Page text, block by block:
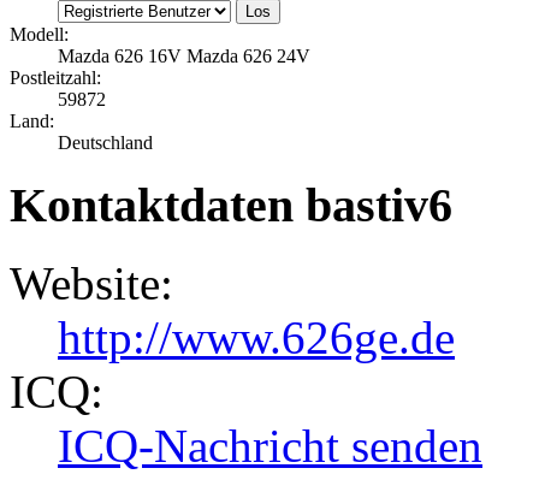
Modell:
Mazda 626 16V Mazda 626 24V
Postleitzahl:
59872
Land:
Deutschland
Kontaktdaten bastiv6
Website:
http://www.626ge.de
ICQ:
ICQ-Nachricht senden